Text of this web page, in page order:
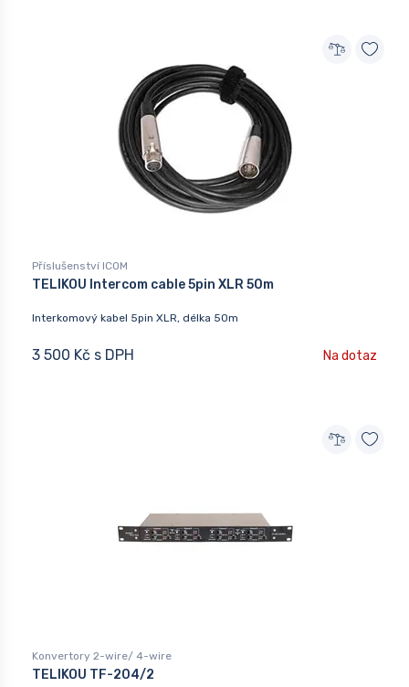
Příslušenství ICOM
TELIKOU Intercom cable 5pin XLR 50m
Interkomový kabel 5pin XLR, délka 50m
3 500 Kč s DPH Na dotaz
Konvertory 2-wire/ 4-wire
TELIKOU TF-204/2